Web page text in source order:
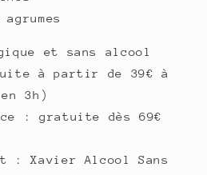
agrumes
et sans alcool
à partir de 39€ à
3h)
: gratuite dès 69€
: Xavier Alcool Sans